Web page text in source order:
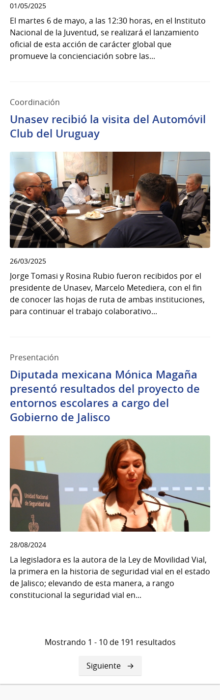
01/05/2025
El martes 6 de mayo, a las 12:30 horas, en el Instituto
Nacional de la Juventud, se realizará el lanzamiento
oficial de esta acción de carácter global que
promueve la concienciación sobre las...
Coordinación
Unasev recibió la visita del Automóvil
Club del Uruguay
26/03/2025
Jorge Tomasi y Rosina Rubio fueron recibidos por el
presidente de Unasev, Marcelo Metediera, con el fin
de conocer las hojas de ruta de ambas instituciones,
para continuar el trabajo colaborativo...
Presentación
Diputada mexicana Mónica Magaña
presentó resultados del proyecto de
entornos escolares a cargo del
Gobierno de Jalisco
28/08/2024
La legisladora es la autora de la Ley de Movilidad Vial,
la primera en la historia de seguridad vial en el estado
de Jalisco; elevando de esta manera, a rango
constitucional la seguridad vial en...
Mostrando 1 - 10 de 191 resultados
Siguiente
página
Siguiente